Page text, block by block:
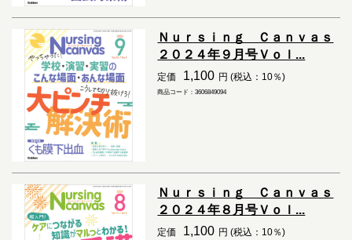
Ｎｕｒｓｉｎｇ Ｃａｎｖａｓ
２０２４年９月号Ｖｏｌ...
定価 1,100 円 (税込：10％)
商品コード：3606849094
Ｎｕｒｓｉｎｇ Ｃａｎｖａｓ
２０２４年８月号Ｖｏｌ...
定価 1,100 円 (税込：10％)